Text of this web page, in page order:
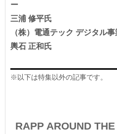
ー
三浦 修平氏
（株）電通テック デジタル
輿石 正和氏
※以下は特集以外の記事です。
RAPP AROUND